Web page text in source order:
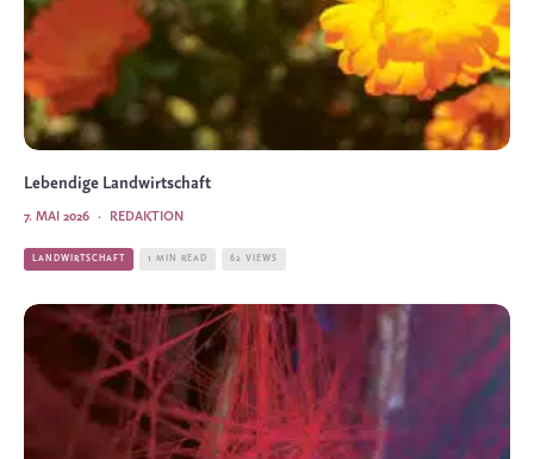
Lebendige Landwirtschaft
REDAKTION
·
7. MAI 2026
LANDWIRTSCHAFT 1 MIN READ 62 VIEWS